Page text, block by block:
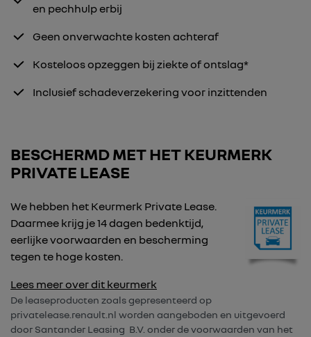
en pechhulp erbij
Geen onverwachte kosten achteraf
Kosteloos opzeggen bij ziekte of ontslag*
Inclusief schadeverzekering voor inzittenden
BESCHERMD MET HET KEURMERK
PRIVATE LEASE
We hebben het Keurmerk Private Lease.
Daarmee krijg je 14 dagen bedenktijd,
eerlijke voorwaarden en bescherming
tegen te hoge kosten.
Lees meer over dit keurmerk
De leaseproducten zoals gepresenteerd op
privatelease.renault.nl worden aangeboden en uitgevoerd
door Santander Leasing B.V. onder de voorwaarden van het